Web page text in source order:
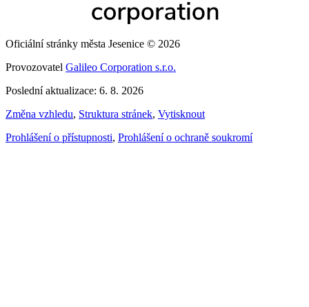
Oficiální stránky města Jesenice © 2026
Provozovatel Galileo Corporation s.r.o.
Poslední aktualizace: 6. 8. 2026
Změna vzhledu, Struktura stránek, Vytisknout
Prohlášení o přístupnosti, Prohlášení o ochraně soukromí